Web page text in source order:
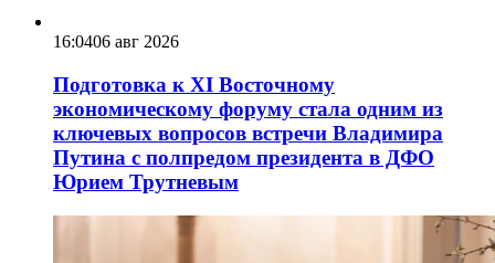
16:0406 авг 2026
Подготовка к XI Восточному
экономическому форуму стала одним из
ключевых вопросов встречи Владимира
Путина с полпредом президента в ДФО
Юрием Трутневым